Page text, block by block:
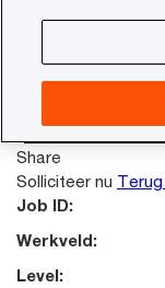
Terug naar zoeken
Failed
Solliciteer nu
Share
Solliciteer nu
Job ID:
Werkveld:
Level: